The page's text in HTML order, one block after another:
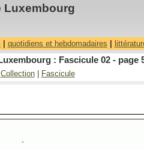
Luxembourg
quotidiens et hebdomadaires
: Fascicule 02 - page
Collection| Fascicule